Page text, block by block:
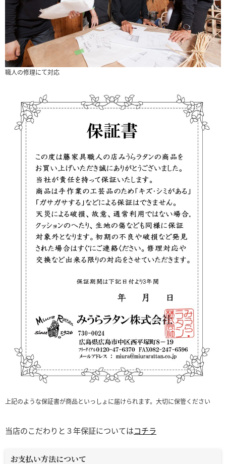
職人の修理にて対応
上記のような保証書が商品といっしょに届けられます。大切に保管ください
当店のこだわりと３年保証についてはコチラ
お支払い方法について